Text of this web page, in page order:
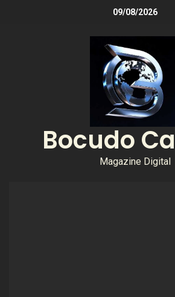
09/08/2026
Bocudo
Magazine Digital